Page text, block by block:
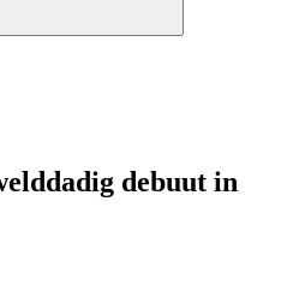
debuut in